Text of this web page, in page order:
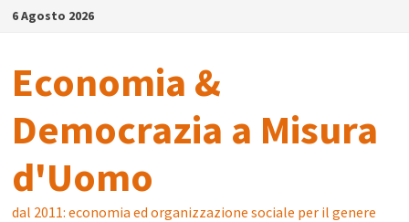
Skip6 Agosto 2026
Economia &
Democrazia a Misura
d'Uomo
dal 2011: economia ed organizzazione sociale per il genere